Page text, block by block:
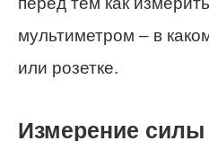
мультиметром – в
или розетке.
Измерение силы